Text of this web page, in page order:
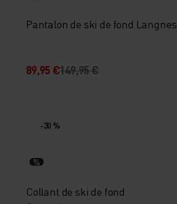
Pantalon de ski de fond Langnes
89,95 €149,95 €
-30 %
%
Collant de ski de fond